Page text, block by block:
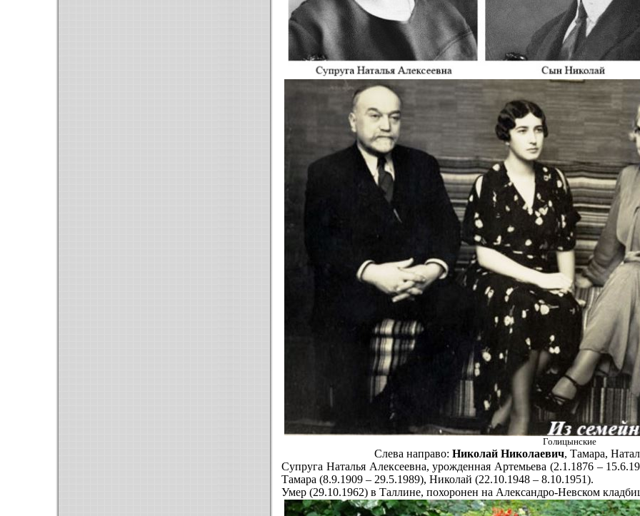
Голицынские
Слева направо: Николай Николаевич, Тамара,
Супруга Наталья Алексеевна, урожденная Артемьева (2.1.1876 –
Тамара (8.9.1909 – 29.5.1989), Николай (22.10.1948 – 8.10.1951).
Умер (29.10.1962) в Таллине, похоронен на Александро-Невском